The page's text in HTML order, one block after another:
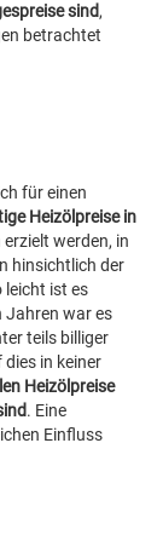
sind,
betrachtet
für einen
Heizölpreise in
werden, in
hinsichtlich der
leicht ist es
Jahren war es
teils billiger
in keiner
Heizölpreise
. Eine
Einfluss